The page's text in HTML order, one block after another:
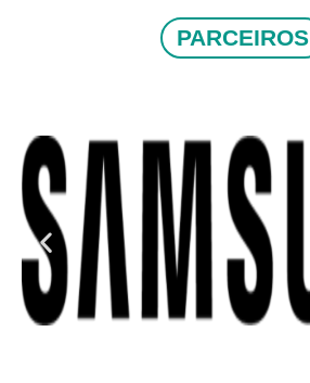
PARCEIROS